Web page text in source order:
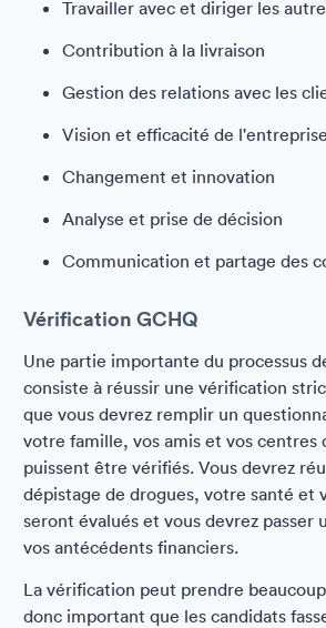
Travailler avec et diriger les
Contribution à la livraison
Gestion des relations avec les
Vision et efficacité de l'entreprise
Changement et innovation
Analyse et prise de décision
Communication et partage des
Vérification GCHQ
Une partie importante du processus
consiste à réussir une vérification
que vous devrez remplir un
votre famille, vos amis et vos centres
puissent être vérifiés. Vous devrez
dépistage de drogues, votre santé et
seront évalués et vous devrez passer
vos antécédents financiers.
La vérification peut prendre
donc important que les candidats